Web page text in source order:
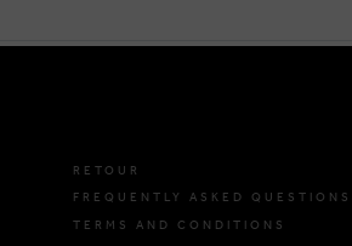
RETOUR
FREQUENTLY ASKED QUESTIONS
TERMS AND CONDITIONS